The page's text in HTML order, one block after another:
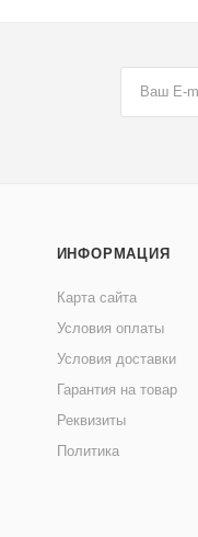
ИНФОРМАЦИЯ
Карта сайта
Условия оплаты
Условия доставки
Гарантия на товар
Реквизиты
Политика